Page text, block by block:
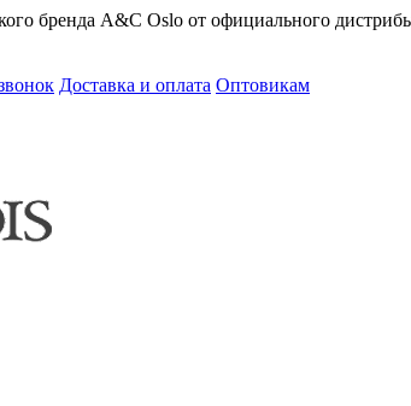
бренда A&C Oslo от официального
Доставка и оплата Оптовикам